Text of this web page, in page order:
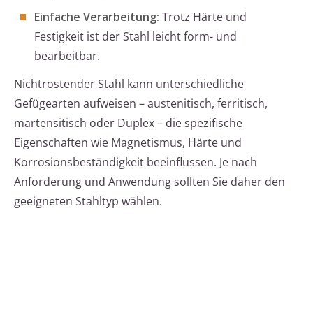
Einfache Verarbeitung: Trotz Härte und
Festigkeit ist der Stahl leicht form- und
bearbeitbar.
Nichtrostender Stahl kann unterschiedliche
Gefügearten aufweisen – austenitisch, ferritisch,
martensitisch oder Duplex – die spezifische
Eigenschaften wie Magnetismus, Härte und
Korrosionsbeständigkeit beeinflussen. Je nach
Anforderung und Anwendung sollten Sie daher den
geeigneten Stahltyp wählen.